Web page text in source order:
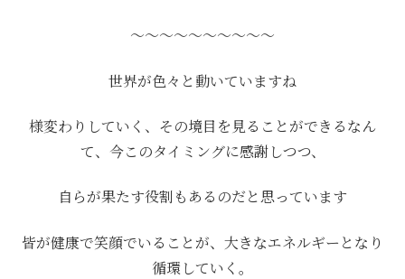
～～～～～～～～～～
世界が色々と動いていますね
様変わりしていく、その境目を見ることができるなん
て、今このタイミングに感謝しつつ、
自らが果たす役割もあるのだと思っています
皆が健康で笑顔でいることが、大きなエネルギーとなり
循環していく。